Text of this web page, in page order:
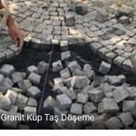
Granit Küp Taş Döşeme